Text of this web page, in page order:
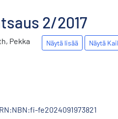
2/2017
Pekka Näytä lisää Näytä
fe2024091973821